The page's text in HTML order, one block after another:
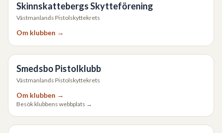
Skinnskattebergs Skytteförening
Västmanlands Pistolskyttekrets
Om klubben →
Smedsbo Pistolklubb
Västmanlands Pistolskyttekrets
Om klubben →
Besök klubbens webbplats →